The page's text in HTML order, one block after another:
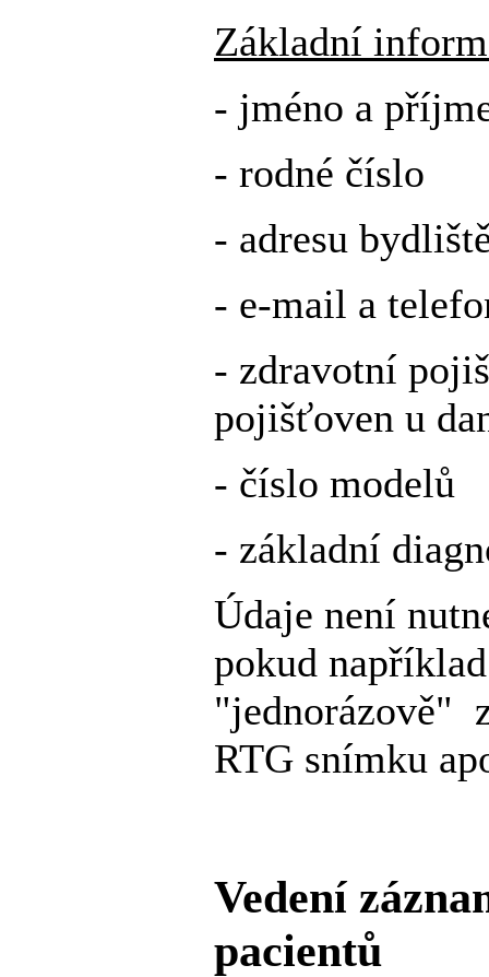
Základní
- jméno a
- rodné číslo
- adresu
- e-mail a
- zdravotní
pojišťoven u
- číslo modelů
- základní
Údaje není
pokud
"jednorázově"
RTG snímku
Vedení
pacientů